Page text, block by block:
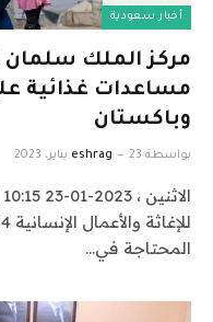
أخبار سعودية
مركز الملك سلمان
مساعدات غذائية
وباكستان
بواسطة eshrag 23 يناير، 2023
المحتاجة في…